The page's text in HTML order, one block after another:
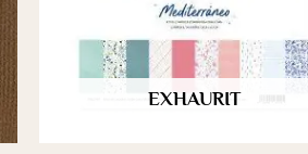
EXHAURIT